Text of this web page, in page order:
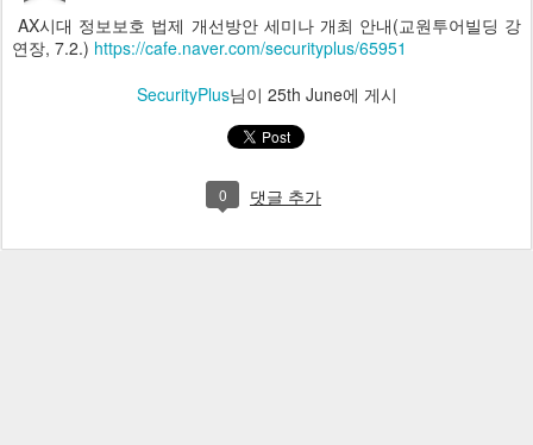
AX시대 정보보호 법제 개선방안 세미나 개최 안내(교원투어빌딩 강
연장, 7.2.) https://cafe.naver.com/securityplus/65951
SecurityPlus님이 25th June에 게시
0 댓글 추가